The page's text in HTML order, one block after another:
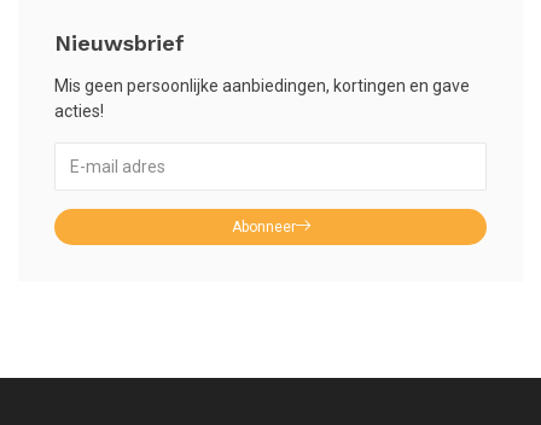
Nieuwsbrief
Mis geen persoonlijke aanbiedingen, kortingen en gave
acties!
Abonneer